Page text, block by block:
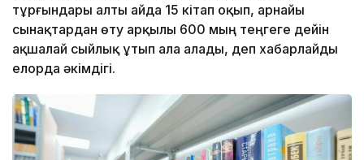
тұрғындары алты айда 15 кітап оқып, арнайы
сынақтардан өту арқылы 600 мың теңгеге дейін
ақшалай сыйлық ұтып ала алады, деп хабарлайды
елорда әкімдігі.